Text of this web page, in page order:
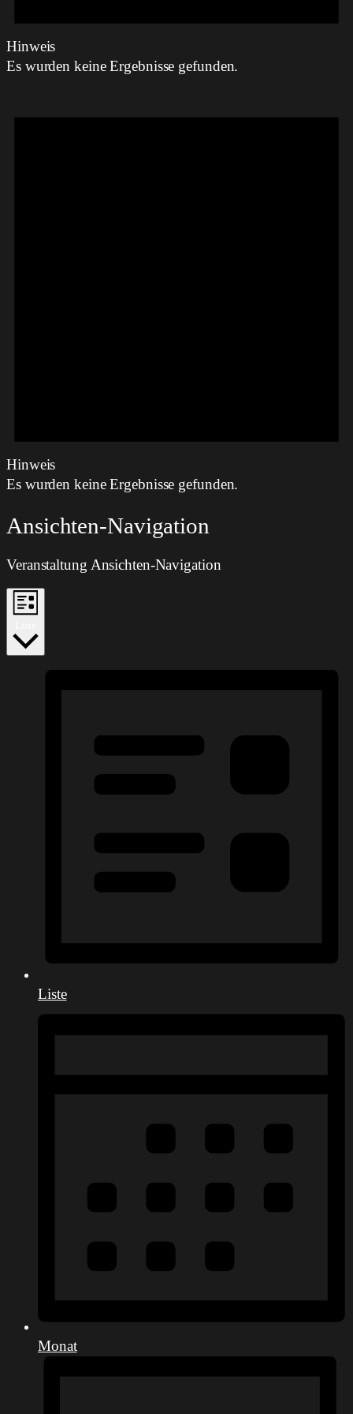
Hinweis
Es wurden keine Ergebnisse gefunden.
Hinweis
Es wurden keine Ergebnisse gefunden.
Ansichten-Navigation
Veranstaltung Ansichten-Navigation
Liste
Monat